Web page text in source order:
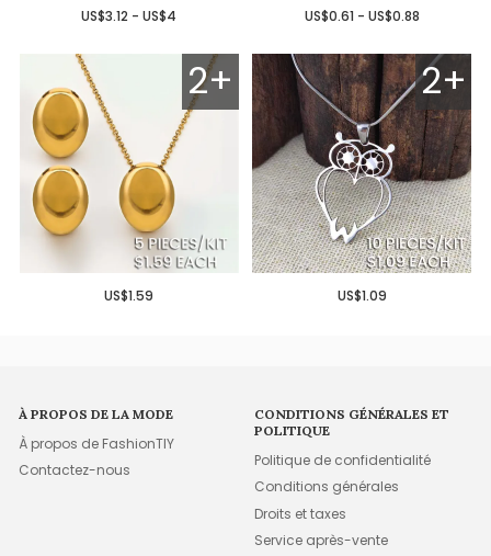
US$3.12 - US$4 US$0.61 - US$0.88
2+
US$1.59
2+
US$1.09
À PROPOS DE LA MODE
À propos de FashionTIY
Contactez-nous
CONDITIONS GÉNÉRALES ET
POLITIQUE
Politique de confidentialité
Conditions générales
Droits et taxes
Service après-vente